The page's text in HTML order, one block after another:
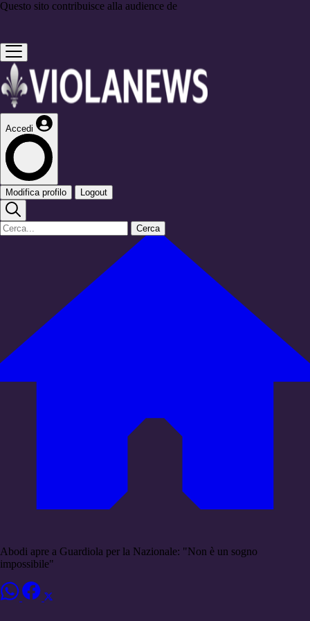
Questo sito contribuisce alla audience de
Accedi
Modifica profilo Logout
Cerca
Abodi apre a Guardiola per la Nazionale: "Non è un sogno
impossibile"